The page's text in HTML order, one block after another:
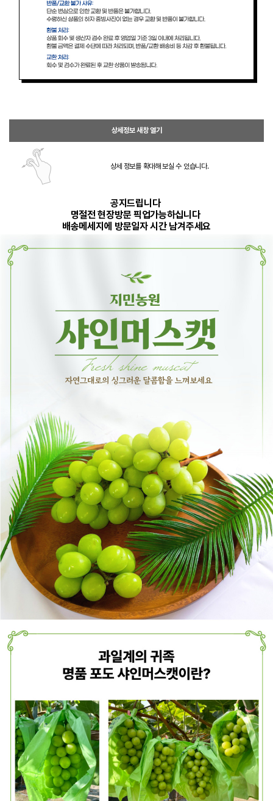
상세정보 새창 열기
상세 정보를 확대해 보실 수 있습니다.
공지드립니다
명절전 현장방문 픽업가능하십니다
배송메세지에 방문일자 시간 남겨주세요